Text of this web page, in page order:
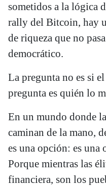
sometidos a la lógica
rally del Bitcoin, hay
de riqueza que no
democrático.
La pregunta no es si
pregunta es quién lo
En un mundo donde
caminan de la mano,
es una opción: es
Porque mientras las
financiera, son los